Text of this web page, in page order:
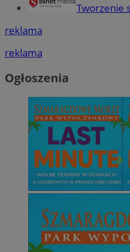
Tworzenie
reklama
reklama
Ogłoszenia